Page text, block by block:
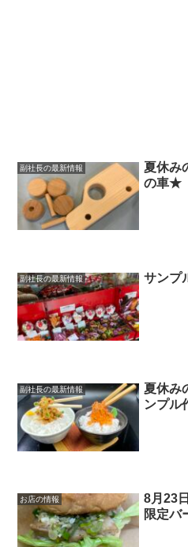
副社長の最新情報
夏休
の車★
副社長の最新情報 サンプ
副社長の最新情報
夏休
ンプ
お店の情報
8月23
限定バ